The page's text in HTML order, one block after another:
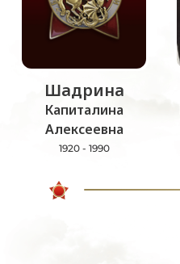
Шадрина
Капиталина
Алексеевна
1920 - 1990